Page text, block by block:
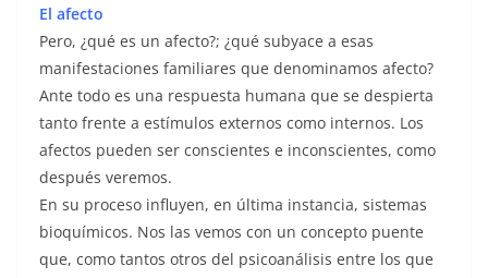
El afecto
Pero, ¿qué es un afecto?; ¿qué subyace a esas
manifestaciones familiares que denominamos afecto?
Ante todo es una respuesta humana que se despierta
tanto frente a estímulos externos como internos. Los
afectos pueden ser conscientes e inconscientes, como
después veremos.
En su proceso influyen, en última instancia, sistemas
bioquímicos. Nos las vemos con un concepto puente
que, como tantos otros del psicoanálisis entre los que